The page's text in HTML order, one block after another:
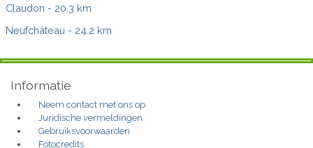
Claudon - 20.3 km
Neufchâteau - 24.2 km
Informatie
Neem contact met ons op
Juridische vermeldingen
Gebruiksvoorwaarden
Fotocredits